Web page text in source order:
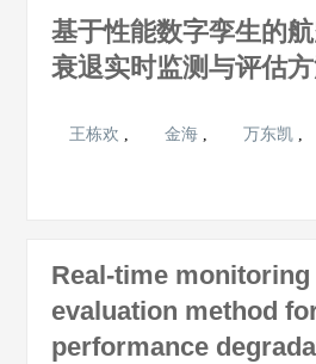
基于性能数字孪生的
衰退实时监测与评估
王栋欢 , 金海 , 万东凯 ,
Real-time monitoring
evaluation method
performance